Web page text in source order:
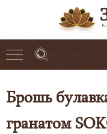
Брошь
гранатом